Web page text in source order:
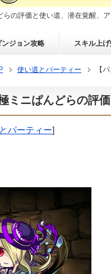
らの評価と使い道、潜在覚醒、ア
ンジョン攻略 スキル上
使い道とパーティー 【
ミニぱんどらの評
パーティー]